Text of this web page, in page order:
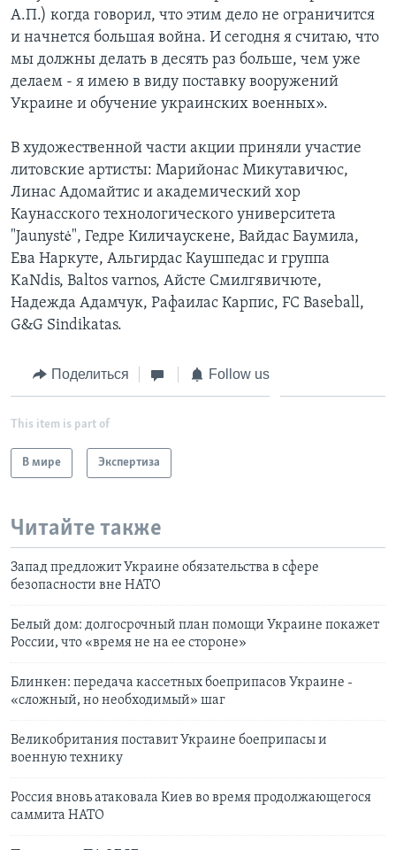
А.П.) когда говорил, что этим дело не ограничится
и начнется большая война. И сегодня я считаю, что
мы должны делать в десять раз больше, чем уже
делаем - я имею в виду поставку вооружений
Украине и обучение украинских военных».
В художественной части акции приняли участие
литовские артисты: Марийонас Микутавичюс,
Линас Адомайтис и академический хор
Каунасского технологического университета
"Jaunystė", Гедре Киличаускене, Вайдас Баумила,
Ева Наркуте, Альгирдас Каушпедас и группа
KaNdis, Baltos varnos, Айсте Смилгявичюте,
Надежда Адамчук, Рафаилас Карпис, FC Baseball,
G&G Sindikatas.
Поделиться Follow us
This item is part of
В мире Экспертиза
Читайте также
Запад предложит Украине обязательства в сфере
безопасности вне НАТО
Белый дом: долгосрочный план помощи Украине покажет
России, что «время не на ее стороне»
Блинкен: передача кассетных боеприпасов Украине -
«сложный, но необходимый» шаг
Великобритания поставит Украине боеприпасы и
военную технику
Россия вновь атаковала Киев во время продолжающегося
саммита НАТО